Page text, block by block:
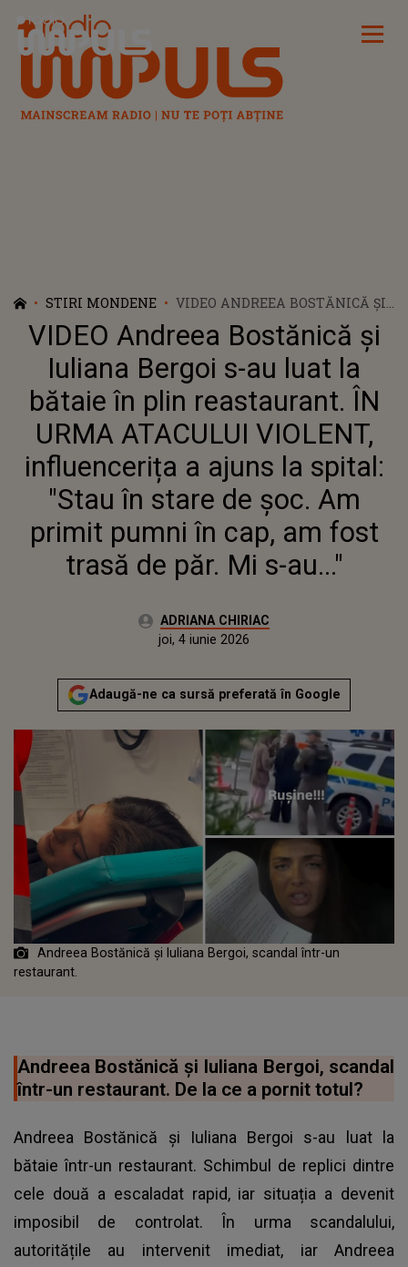
Radio Impuls
STIRI MONDENE
VIDEO ANDREEA BOSTĂNICĂ ȘI
IULIANA BERGOI S-AU LUAT LA
BĂTAIE ÎN PLIN REASTAURANT.
ÎN URMA ATACULUI VIOLENT,
INFLUENCERIȚA A AJUNS LA
SPITAL: "STAU ÎN STARE DE ȘOC.
FOST TRASĂ DE PĂR. MI S-AU..."
VIDEO Andreea Bostănică și
Iuliana Bergoi s-au luat la
bătaie în plin reastaurant. ÎN
URMA ATACULUI VIOLENT,
influencerița a ajuns la spital:
"Stau în stare de șoc. Am
primit pumni în cap, am fost
trasă de păr. Mi s-au..."
Autor:ADRIANA CHIRIAC
Actualizat:
joi, 4 iunie 2026
Adaugă-ne ca sursă preferată în Google
Andreea Bostănică și Iuliana Bergoi, scandal într-un
restaurant.
Andreea Bostănică și Iuliana Bergoi, scandal
într-un restaurant. De la ce a pornit totul?
Andreea Bostănică și Iuliana Bergoi s-au luat la
bătaie într-un restaurant. Schimbul de replici dintre
cele două a escaladat rapid, iar situația a devenit
imposibil de controlat. În urma scandalului,
autoritățile au intervenit imediat, iar Andreea